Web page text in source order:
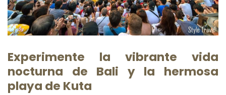
Experimente la vibrante vida
nocturna de Bali y la hermosa
playa de Kuta